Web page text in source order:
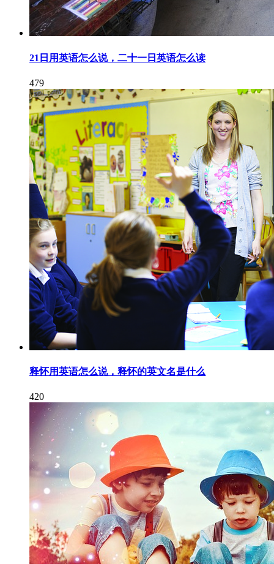
21日用英语怎么说，二十一日英语怎么读
479
释怀用英语怎么说，释怀的英文名是什么
420